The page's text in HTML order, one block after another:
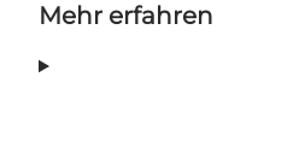
Mehr erfahren